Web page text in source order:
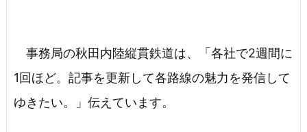
事務局の秋田内陸縦貫鉄道は、「各社で2週間に
1回ほど。記事を更新して各路線の魅力を発信して
ゆきたい。」伝えています。